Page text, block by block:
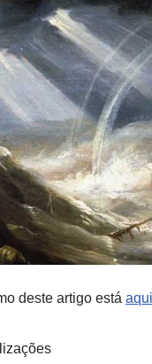
deste artigo está aqui